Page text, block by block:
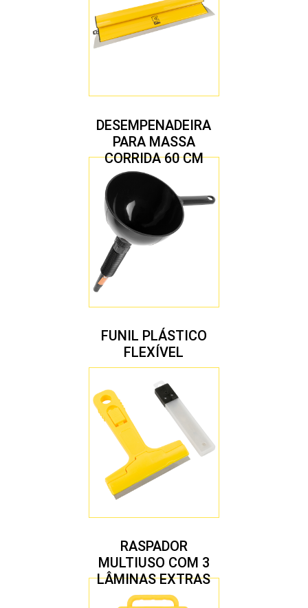
DESEMPENADEIRA
PARA MASSA
CORRIDA 60 CM
FUNIL PLÁSTICO
FLEXÍVEL
RASPADOR
MULTIUSO COM 3
LÂMINAS EXTRAS